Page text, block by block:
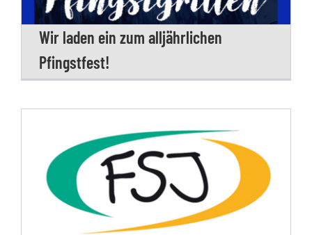
Wir laden ein zum alljährlichen
Pfingstfest!